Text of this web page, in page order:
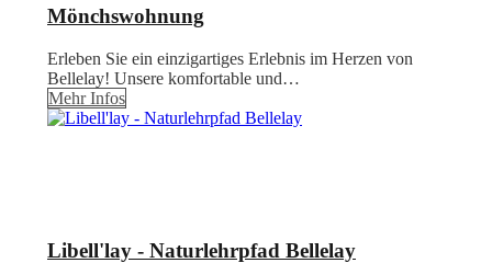
Mönchswohnung
Erleben Sie ein einzigartiges Erlebnis im Herzen von
Bellelay! Unsere komfortable und…
Mehr Infos
Libell'lay - Naturlehrpfad Bellelay